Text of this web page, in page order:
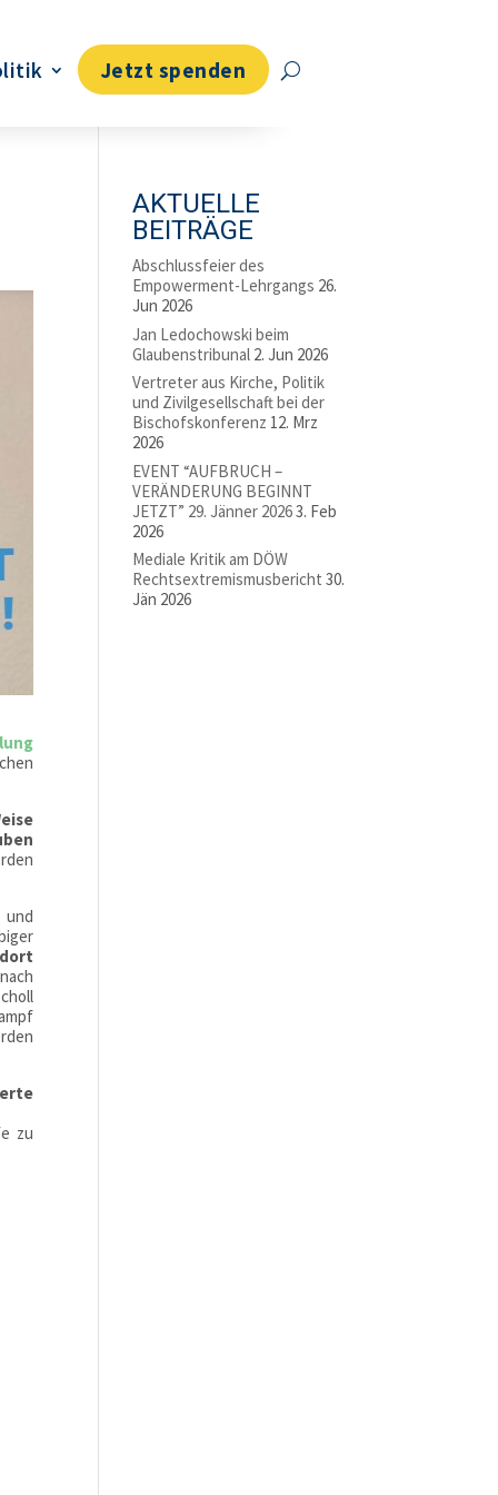
Jetzt spenden
und
zu
AKTUELLE
BEITRÄGE
Abschlussfeier des
Empowerment-Lehrgangs 26.
Jun 2026
Jan Ledochowski beim
Glaubenstribunal 2. Jun 2026
Vertreter aus Kirche, Politik
und Zivilgesellschaft bei der
Bischofskonferenz 12. Mrz
2026
EVENT “AUFBRUCH –
VERÄNDERUNG BEGINNT
JETZT” 29. Jänner 20263. Feb
2026
Mediale Kritik am DÖW
Rechtsextremismusbericht 30.
Jän 2026